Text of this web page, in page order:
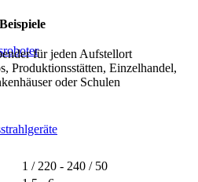
Beispiele
für jeden Aufstellort
Produktionsstätten, Einzelhandel,
oder Schulen
1 / 220 - 240 / 50